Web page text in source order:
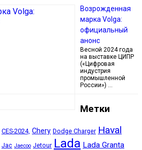
Возрожденная
марка Volga:
официальный
анонс
Весной 2024 года
на выставке ЦИПР
(«Цифровая
индустрия
промышленной
России») …
Метки
CES-2024, Chery Dodge Charger Haval
Jac Jaecoo Jetour Lada Lada Granta